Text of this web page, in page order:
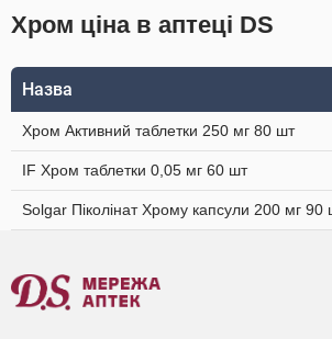
Хром ціна в аптеці DS
Назва
Хром Активний таблетки 250 мг 80 шт
IF Хром таблетки 0,05 мг 60 шт
Solgar Піколінат Хрому капсули 200 мг 90